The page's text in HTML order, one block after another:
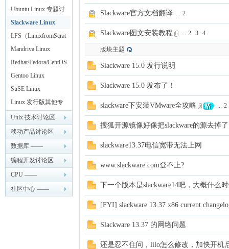
cn
Ubuntu Linux 专题讨
论
Slackware Linux
LFS（LinuxfromScrat
ch）
Mandriva Linux
Redhat/Fedora/CentOS
Linux
Gentoo Linux
SuSE Linux
Linux 发行版其他专
题
Unix 技术讨论区
—— LinuxSir.cn
移动产品讨论区
—— LinuxSir.cn
数据库 ——
LinuxSir.cn
编程开发讨论区
—— LinuxSir.cn
CPU ——
LinuxSir.cn
社区中心 ——
Slackware官方文档翻译 ... 2
Slackware图文安装教程 ... 2 3 4
版块主题
Slackware 15.0 发行说明
Slackware 15.0 发布了！
slackware下安装VMware全攻略 ... 2
搜狐开源镜像好像把slackware的源去掉了
slackware13.37电信宽带无法上网
www.slackware.com登不上?
下一个版本是slackware14吧，大概什么
[FYI] slackware 13.37 x86 current
Slackware 13.37 的网络问题
还是忍不住问，lilo怎么修改，加快开机